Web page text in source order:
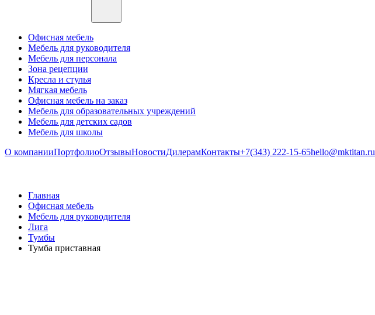
Офисная мебель
Мебель для руководителя
Мебель для персонала
Зона рецепции
Кресла и стулья
Мягкая мебель
Офисная мебель на заказ
Мебель для образовательных учреждений
Мебель для детских садов
Мебель для школы
О компанииПортфолиоОтзывыНовостиДилерамКонтакты+7(343) 222-15-65hello@mktitan.ru
Главная
Офисная мебель
Мебель для руководителя
Лига
Тумбы
Тумба приставная